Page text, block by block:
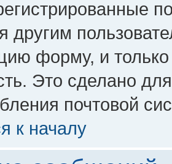
другим
форму, и
Это сделано
почтовой
к началу